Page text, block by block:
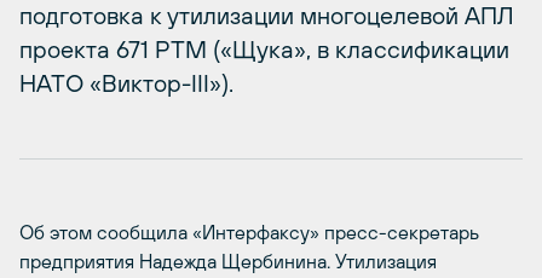
подготовка к утилизации многоцелевой АПЛ
проекта 671 РТМ («Щука», в классификации
НАТО «Виктор-III»).
Об этом сообщила «Интерфаксу» пресс-секретарь
предприятия Надежда Щербинина. Утилизация